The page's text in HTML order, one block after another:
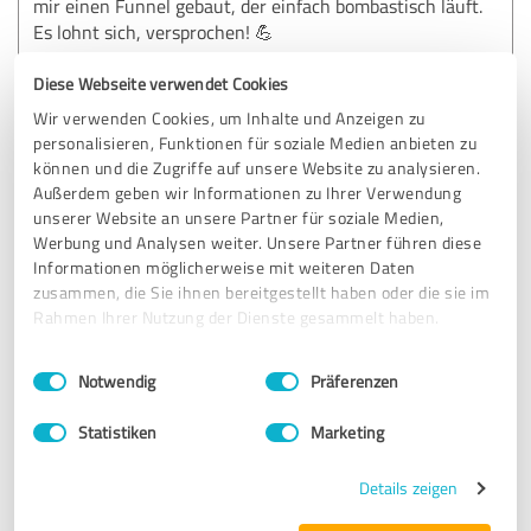
Diese Webseite verwendet Cookies
Wir verwenden Cookies, um Inhalte und Anzeigen zu
personalisieren, Funktionen für soziale Medien anbieten zu
können und die Zugriffe auf unsere Website zu analysieren.
Außerdem geben wir Informationen zu Ihrer Verwendung
unserer Website an unsere Partner für soziale Medien,
Werbung und Analysen weiter. Unsere Partner führen diese
Informationen möglicherweise mit weiteren Daten
zusammen, die Sie ihnen bereitgestellt haben oder die sie im
Rahmen Ihrer Nutzung der Dienste gesammelt haben.
Impressum Datenschutzbestimmungen
Einwilligungsauswahl
Notwendig Präferenzen
Statistiken Marketing
Details zeigen
mir einen Funnel gebaut, der einfach bombastisch läuft.
Es lohnt sich, versprochen! 💪
Erfahrungsbericht & Bewertung zu:
Business Building Factory
10.10.2024 Anonym
5,00 von 5
SEHR GUT
Endlich jemand, der weiß, was er tut!!
Nachdem ich viele Agenturen ausprobiert habe, die nichts
gebracht haben, kam Dennis ins Spiel. Ich habe jetzt dank
Kunden. Egal, ob für meinen 1:1 Dienstleistung oder meine